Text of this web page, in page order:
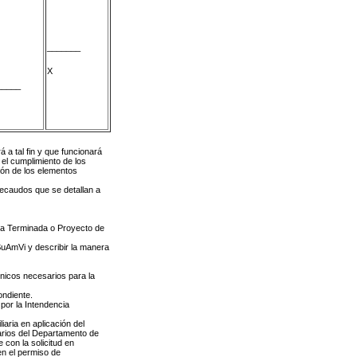
X
a tal fin y que funcionará
cumplimiento de los
de los elementos
que se detallan a
Terminada o Proyecto de
y describir la manera
necesarios para la
la Intendencia
en aplicación del
del Departamento de
con la solicitud en
el permiso de